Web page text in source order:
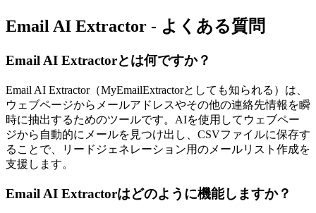
Email AI Extractor - よくある質問
Email AI Extractorとは何ですか？
Email AI Extractor（MyEmailExtractorとしても知られる）は、
ウェブページからメールアドレスやその他の連絡先情報を瞬
時に抽出するためのツールです。AIを使用してウェブペー
ジから自動的にメールを見つけ出し、CSVファイルに保存す
ることで、リードジェネレーション用のメールリスト作成を
支援します。
Email AI Extractorはどのように機能しますか？